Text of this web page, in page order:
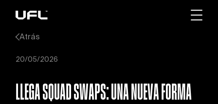
Atrás
20/05/2026
LLEGA SQUAD SWAPS: UNA NUEVA FORMA